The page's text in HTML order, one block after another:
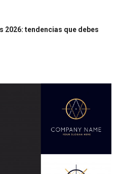
2026: tendencias que debes